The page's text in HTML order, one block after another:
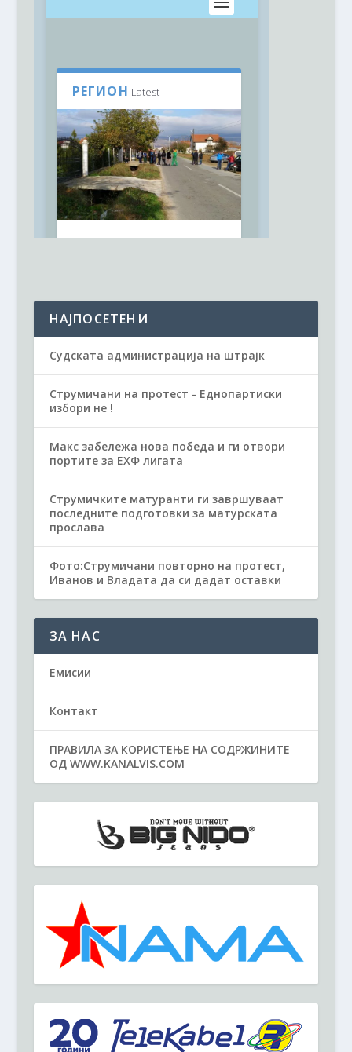
НАЈПОСЕТЕНИ
Судската администрација на штрајк
Струмичани на протест - Еднопартиски
избори не !
Макс забележа нова победа и ги отвори
портите за ЕХФ лигата
Струмичките матуранти ги завршуваат
последните подготовки за матурската
прослава
Фото:Струмичани повторно на протест,
Иванов и Владата да си дадат оставки
ЗА НАС
Емисии
Контакт
ПРАВИЛА ЗА КОРИСТЕЊЕ НА СОДРЖИНИТЕ
ОД WWW.KANALVIS.COM